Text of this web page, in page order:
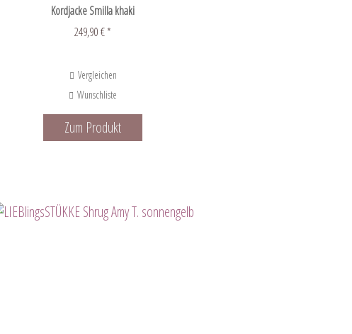
Kordjacke Smilla khaki
249,90 € *
Vergleichen
Wunschliste
Zum Produkt